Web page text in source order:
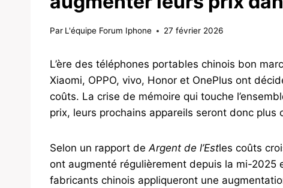
Par L'équipe Forum Iphone 27 février 2026
L’ère des téléphones portables chinois bon
Xiaomi, OPPO, vivo, Honor et OnePlus ont
coûts. La crise de mémoire qui touche
prix, leurs prochains appareils seront donc plus
Selon un rapport deArgent de l’Estles coûts
ont augmenté régulièrement depuis la mi-2025
fabricants chinois appliqueront une